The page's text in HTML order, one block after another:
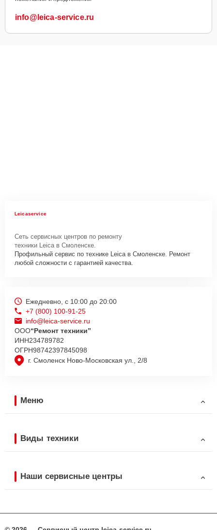
info@leica-service.ru
Leicaservice
Сеть сервисных центров по ремонту
техники Leica в Смоленске.
Профильный сервис по технике Leica в Смоленске. Ремонт
любой сложности с гарантией качества.
г. Смоленск Ново-Московская ул., 2/8
Ежедневно, с 10:00 до 20:00
+7 (800) 100-91-25
info@leica-service.ru
ООО“Ремонт техники”
ИНН234789782
ОГРН98742397845098
Меню
Виды техники
Наши сервисные центры